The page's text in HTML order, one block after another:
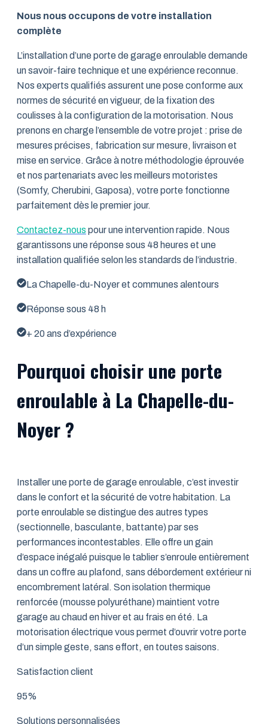
Nous nous occupons de votre installation
complète
L’installation d’une porte de garage enroulable demande
un savoir-faire technique et une expérience reconnue.
Nos experts qualifiés assurent une pose conforme aux
normes de sécurité en vigueur, de la fixation des
coulisses à la configuration de la motorisation. Nous
prenons en charge l’ensemble de votre projet : prise de
mesures précises, fabrication sur mesure, livraison et
mise en service. Grâce à notre méthodologie éprouvée
et nos partenariats avec les meilleurs motoristes
(Somfy, Cherubini, Gaposa), votre porte fonctionne
parfaitement dès le premier jour.
Contactez-nous pour une intervention rapide. Nous
garantissons une réponse sous 48 heures et une
installation qualifiée selon les standards de l’industrie.
La Chapelle-du-Noyer et communes alentours
Réponse sous 48 h
+ 20 ans d’expérience
Pourquoi choisir une porte
enroulable à La Chapelle-du-
Noyer ?
Installer une porte de garage enroulable, c’est investir
dans le confort et la sécurité de votre habitation. La
porte enroulable se distingue des autres types
(sectionnelle, basculante, battante) par ses
performances incontestables. Elle offre un gain
d’espace inégalé puisque le tablier s’enroule entièrement
dans un coffre au plafond, sans débordement extérieur ni
encombrement latéral. Son isolation thermique
renforcée (mousse polyuréthane) maintient votre
garage au chaud en hiver et au frais en été. La
motorisation électrique vous permet d’ouvrir votre porte
d’un simple geste, sans effort, en toutes saisons.
Satisfaction client
95%
Solutions personnalisées